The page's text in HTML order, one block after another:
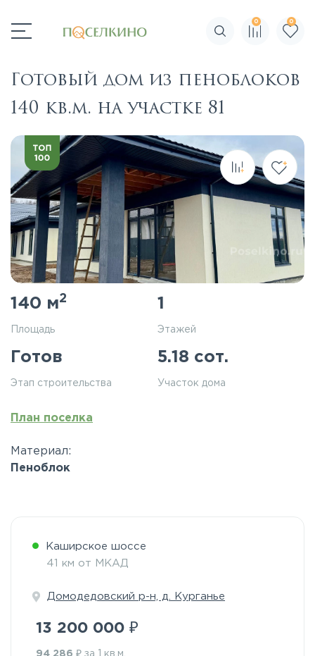
Поиск по сайту
0 0
Готовый дом из пеноблоков
140 кв.м. на участке 81
140 м2
Площадь
1
Этажей
Готов
Этап строительства
5.18 сот.
Участок дома
План поселка
Материал:
Пеноблок
Каширское шоссе
41 км от МКАД
Домодедовский р-н, д. Курганье
13 200 000 ₽
94 286 ₽ за 1 кв.м.